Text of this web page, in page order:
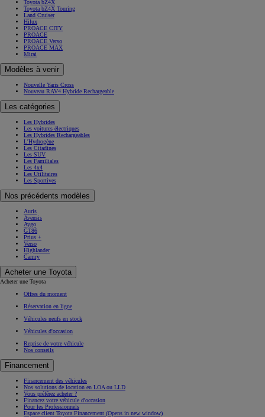
Toyota bZ4X
Toyota bZ4X Touring
Land Cruiser
Hilux
PROACE CITY
PROACE
PROACE Verso
PROACE MAX
Mirai
Modèles à venir
Nouvelle Yaris Cross
Nouveau RAV4 Hybride Rechargeable
Les catégories
Les Hybrides
Les voitures électriques
Les Hybrides Rechargeables
L'Hydrogène
Les Citadines
Les SUV
Les Familiales
Les 4x4
Les Utilitaires
Les Sportives
Nos précédents modèles
Auris
Avensis
Aygo
GT86
Prius +
Verso
Highlander
Camry
Acheter une Toyota
Acheter une Toyota
Offres du moment
Réservation en ligne
Véhicules neufs en stock
Véhicules d'occasion
Reprise de votre véhicule
Nos conseils
Financement
Financement des véhicules
Nos solutions de location en LOA ou LLD
Vous préférez acheter ?
Financez votre véhicule d'occasion
Pour les Professionnels
Espace client Toyota Financement (Opens in new window)